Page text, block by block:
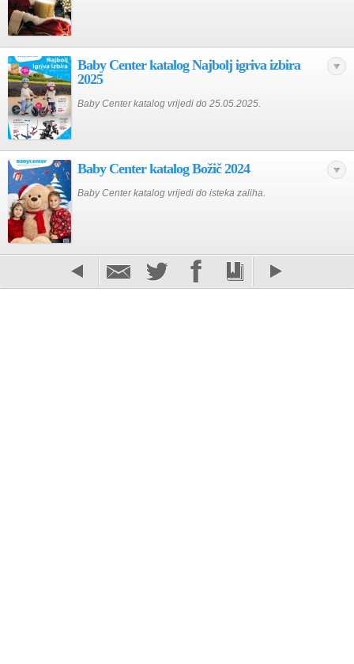
Baby Center katalog Najbolj igriva izbira
2025
Baby Center katalog vrijedi do 25.05.2025.
Baby Center katalog Božič 2024
Baby Center katalog vrijedi do isteka zaliha.